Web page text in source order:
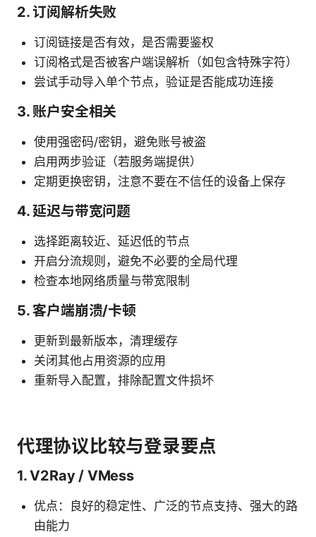
2. 订阅解析失败
订阅链接是否有效，是否需要鉴权
订阅格式是否被客户端误解析（如包含特殊字符）
尝试手动导入单个节点，验证是否能成功连接
3. 账户安全相关
使用强密码/密钥，避免账号被盗
启用两步验证（若服务端提供）
定期更换密钥，注意不要在不信任的设备上保存
4. 延迟与带宽问题
选择距离较近、延迟低的节点
开启分流规则，避免不必要的全局代理
检查本地网络质量与带宽限制
5. 客户端崩溃/卡顿
更新到最新版本，清理缓存
关闭其他占用资源的应用
重新导入配置，排除配置文件损坏
代理协议比较与登录要点
1. V2Ray / VMess
优点：良好的稳定性、广泛的节点支持、强大的路
由能力